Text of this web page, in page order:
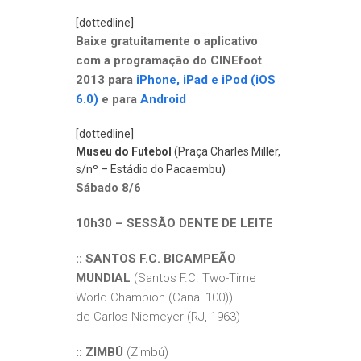
[dottedline]
Baixe gratuitamente o aplicativo
com a programação do CINEfoot
2013 para iPhone, iPad e iPod (iOS
6.0) e para Android
[dottedline]
Museu do Futebol (Praça Charles Miller,
s/nº – Estádio do Pacaembu)
Sábado 8/6
10h30 – SESSÃO DENTE DE LEITE
:: SANTOS F.C. BICAMPEÃO
MUNDIAL (Santos F.C. Two-Time
World Champion (Canal 100))
de Carlos Niemeyer (RJ, 1963)
:: ZIMBÚ (Zimbú)